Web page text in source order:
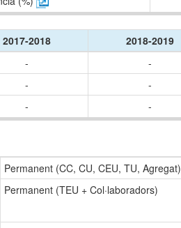
2017-2018 2018-2019
- -
- -
- -
Permanent (CC, CU, CEU, TU, Agregat)
Permanent (TEU + Col·laboradors)